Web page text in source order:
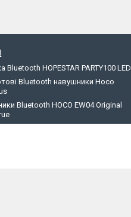
Bluetooth HOPESTAR PARTY100 LED
Bluetooth навушники Hoco
Bluetooth HOCO EW04 Original